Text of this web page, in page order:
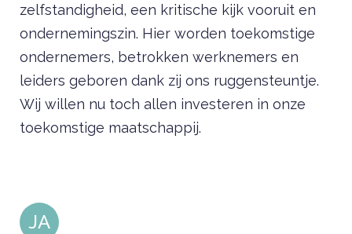
zelfstandigheid, een kritische kijk vooruit en
ondernemingszin. Hier worden toekomstige
ondernemers, betrokken werknemers en
leiders geboren dank zij ons ruggensteuntje.
Wij willen nu toch allen investeren in onze
toekomstige maatschappij.
JA